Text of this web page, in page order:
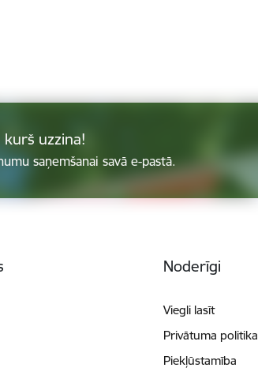
kurš uzzina!
saņemšanai savā e-pastā.
Noderīgi
Viegli lasīt
Privātuma politika
Piekļūstamība